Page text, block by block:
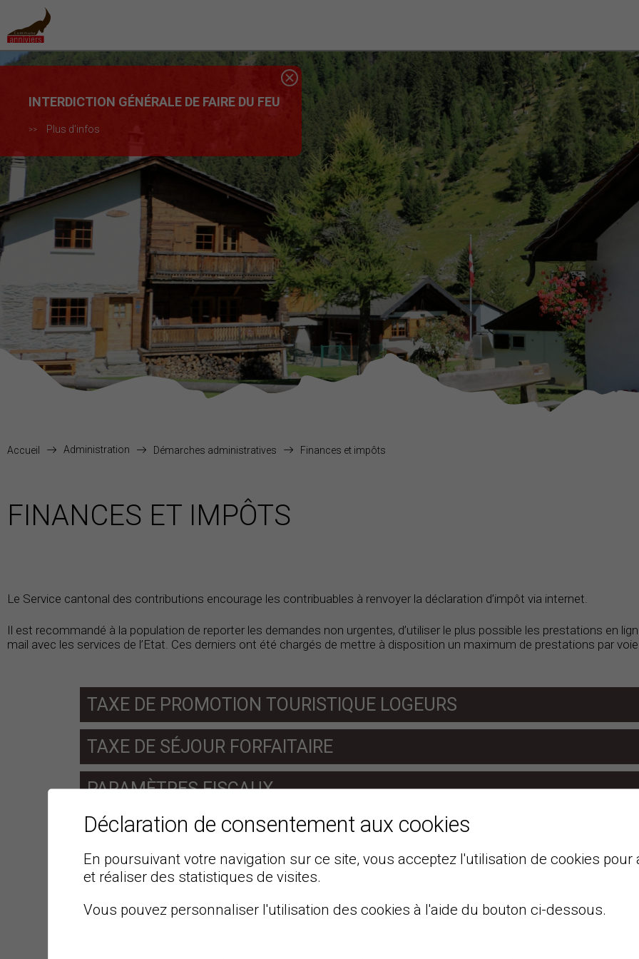
INTERDICTION GÉNÉRALE DE FAIRE DU FEU
Plus d'infos
Accueil Administration Démarches administratives Finances et impôts
FINANCES ET IMPÔTS
Le Service cantonal des contributions encourage les contribuables à renvoyer la déclaration d’impôt via internet.
Il est recommandé à la population de reporter les demandes non urgentes, d’utiliser le plus possible les prestations en
mail avec les services de l’Etat. Ces derniers ont été chargés de mettre à disposition un maximum de prestations par
TAXE DE PROMOTION TOURISTIQUE LOGEURS
TAXE DE SÉJOUR FORFAITAIRE
PARAMÈTRES FISCAUX
CALCULETTES D'IMPÔTS
VSTAX
DEMANDE DE RENSEIGNEMENTS POUR LA DÉTERMINATION DES
Déclaration de consentement aux cookies
En poursuivant votre navigation sur ce site, vous acceptez l'utilisation de cookies
et réaliser des statistiques de visites.
Vous pouvez personnaliser l'utilisation des cookies à l'aide du bouton ci-dessous.